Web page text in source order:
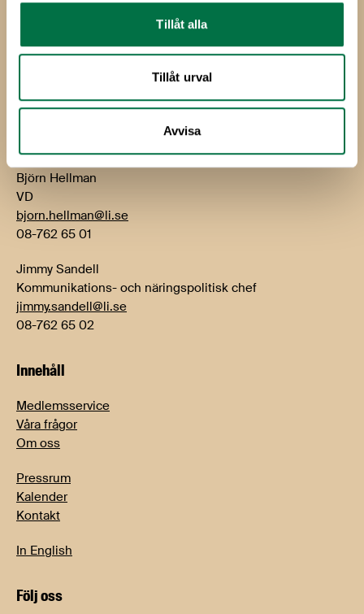
Tillåt alla
Tillåt urval
Avvisa
114 85 Stockholm
Besök: Storgatan 19
Telefon: 08-762 65 00
Björn Hellman
VD
bjorn.hellman@li.se
08-762 65 01
Jimmy Sandell
Kommunikations- och näringspolitisk chef
jimmy.sandell@li.se
08-762 65 02
Innehåll
Medlemsservice
Våra frågor
Om oss
Pressrum
Kalender
Kontakt
In English
Följ oss